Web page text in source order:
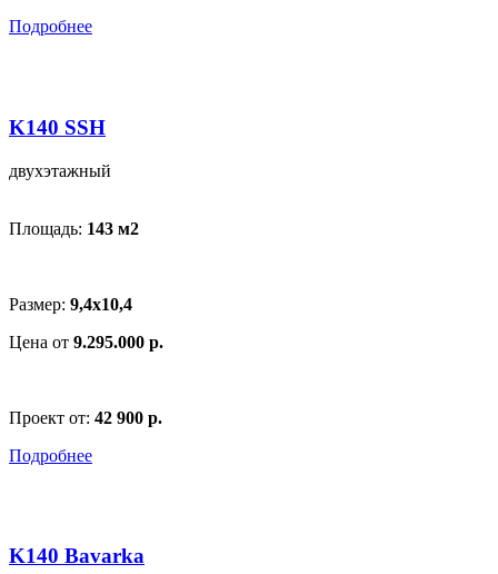
Подробнее
K140 SSH
двухэтажный
Площадь: 143 м2
Размер: 9,4x10,4
Цена от 9.295.000 р.
Проект от: 42 900 р.
Подробнее
K140 Bavarka